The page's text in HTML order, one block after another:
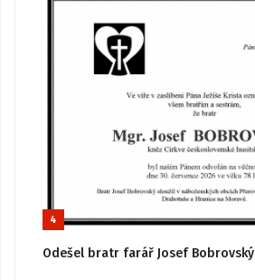
4
Odešel bratr farář Josef Bobrovský